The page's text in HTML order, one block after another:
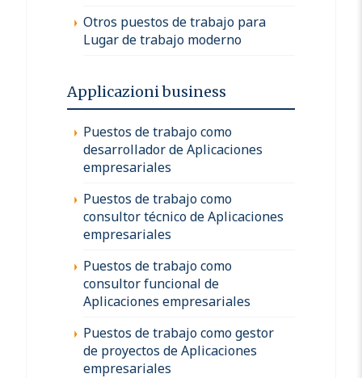
Otros puestos de trabajo para
Lugar de trabajo moderno
Applicazioni business
Puestos de trabajo como
desarrollador de Aplicaciones
empresariales
Puestos de trabajo como
consultor técnico de Aplicaciones
empresariales
Puestos de trabajo como
consultor funcional de
Aplicaciones empresariales
Puestos de trabajo como gestor
de proyectos de Aplicaciones
empresariales